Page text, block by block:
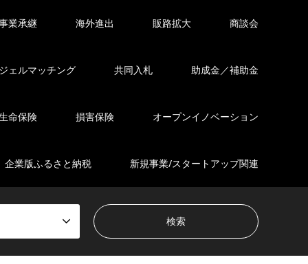
業承継 海外進出 販路拡大 商談会
ェルマッチング 共同入札 助成金／補助金
命保険 損害保険 オープンイノベーション
企業版ふるさと納税 新規事業/スタートアップ関連